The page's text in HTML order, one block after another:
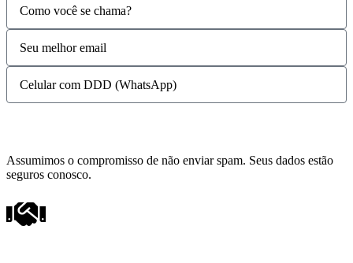
Assumimos o compromisso de não enviar spam. Seus dados estão
seguros conosco.